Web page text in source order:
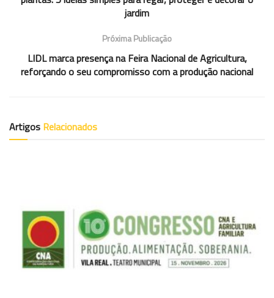
jardim
Próxima Publicação
LIDL marca presença na Feira Nacional de Agricultura,
reforçando o seu compromisso com a produção nacional
Artigos Relacionados